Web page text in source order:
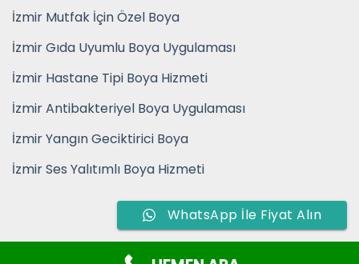
İzmir Mutfak İçin Özel Boya
İzmir Gıda Uyumlu Boya Uygulaması
İzmir Hastane Tipi Boya Hizmeti
İzmir Antibakteriyel Boya Uygulaması
İzmir Yangın Geciktirici Boya
İzmir Ses Yalıtımlı Boya Hizmeti
WhatsApp İle Fiyat Alın